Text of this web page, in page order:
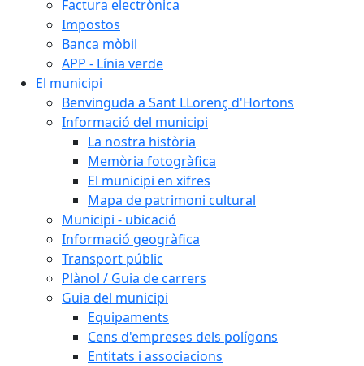
Factura electrònica
Impostos
Banca mòbil
APP - Línia verde
El municipi
Benvinguda a Sant LLorenç d'Hortons
Informació del municipi
La nostra història
Memòria fotogràfica
El municipi en xifres
Mapa de patrimoni cultural
Municipi - ubicació
Informació geogràfica
Transport públic
Plànol / Guia de carrers
Guia del municipi
Equipaments
Cens d'empreses dels polígons
Entitats i associacions